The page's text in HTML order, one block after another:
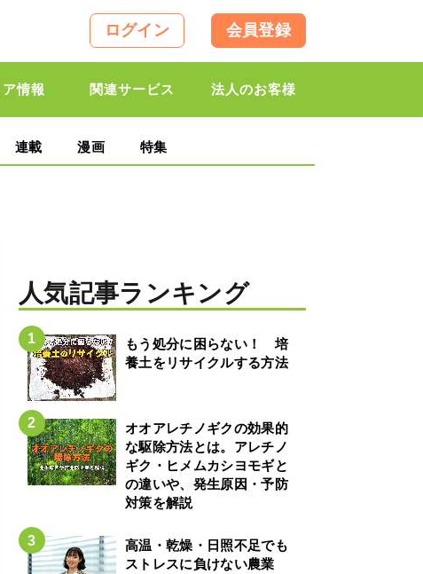
ログイン 会員登録
情報 関連サービス 法人のお客様
連載 漫画 特集
人気記事ランキング
もう処分に困らない！ 培
養土をリサイクルする方法
オオアレチノギクの効果的
な駆除方法とは。アレチノ
ギク・ヒメムカシヨモギと
の違いや、発生原因・予防
対策を解説
高温・乾燥・日照不足でも
ストレスに負けない農業